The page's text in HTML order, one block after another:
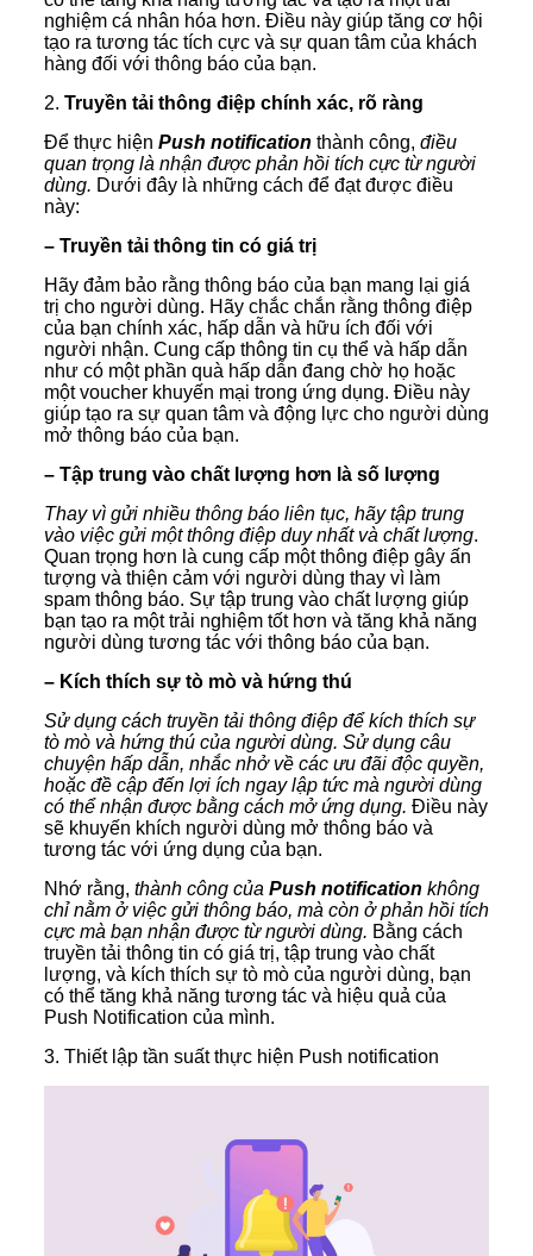
nghiệm cá nhân hóa hơn. Điều này giúp tăng cơ hội
tạo ra tương tác tích cực và sự quan tâm của khách
hàng đối với thông báo của bạn.
2. Truyền tải thông điệp chính xác, rõ ràng
Để thực hiện Push notification thành công, điều
quan trọng là nhận được phản hồi tích cực từ người
dùng. Dưới đây là những cách để đạt được điều
này:
– Truyền tải thông tin có giá trị
Hãy đảm bảo rằng thông báo của bạn mang lại giá
trị cho người dùng. Hãy chắc chắn rằng thông điệp
của bạn chính xác, hấp dẫn và hữu ích đối với
người nhận. Cung cấp thông tin cụ thể và hấp dẫn
như có một phần quà hấp dẫn đang chờ họ hoặc
một voucher khuyến mại trong ứng dụng. Điều này
giúp tạo ra sự quan tâm và động lực cho người dùng
mở thông báo của bạn.
– Tập trung vào chất lượng hơn là số lượng
Thay vì gửi nhiều thông báo liên tục, hãy tập trung
vào việc gửi một thông điệp duy nhất và chất lượng.
Quan trọng hơn là cung cấp một thông điệp gây ấn
tượng và thiện cảm với người dùng thay vì làm
spam thông báo. Sự tập trung vào chất lượng giúp
bạn tạo ra một trải nghiệm tốt hơn và tăng khả năng
người dùng tương tác với thông báo của bạn.
– Kích thích sự tò mò và hứng thú
Sử dụng cách truyền tải thông điệp để kích thích sự
tò mò và hứng thú của người dùng. Sử dụng câu
chuyện hấp dẫn, nhắc nhở về các ưu đãi độc quyền,
hoặc đề cập đến lợi ích ngay lập tức mà người dùng
có thể nhận được bằng cách mở ứng dụng. Điều này
sẽ khuyến khích người dùng mở thông báo và
tương tác với ứng dụng của bạn.
Nhớ rằng, thành công của Push notification không
chỉ nằm ở việc gửi thông báo, mà còn ở phản hồi tích
cực mà bạn nhận được từ người dùng. Bằng cách
truyền tải thông tin có giá trị, tập trung vào chất
lượng, và kích thích sự tò mò của người dùng, bạn
có thể tăng khả năng tương tác và hiệu quả của
Push Notification của mình.
3. Thiết lập tần suất thực hiện Push notification